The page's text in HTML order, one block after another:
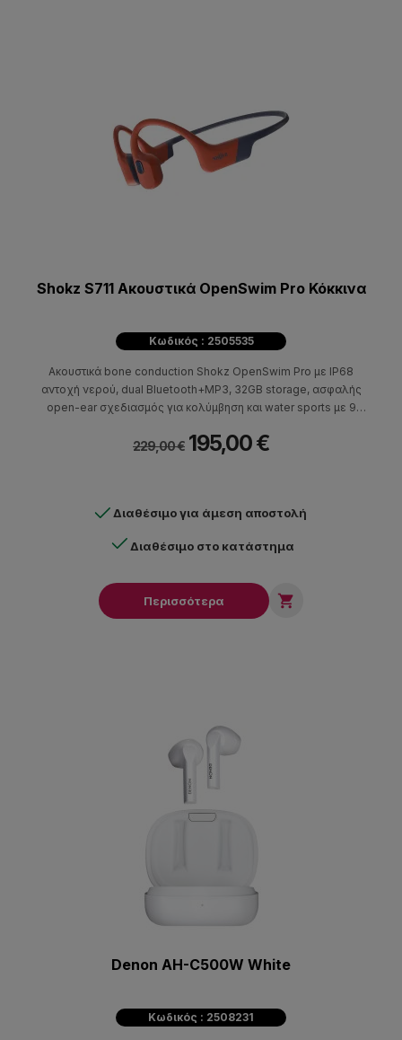
Shokz S711 Ακουστικά OpenSwim Pro Κόκκινα
Κωδικός : 2505535
Ακουστικά bone conduction Shokz OpenSwim Pro με IP68
αντοχή νερού, dual Bluetooth+MP3, 32GB storage, ασφαλής
open-ear σχεδιασμός για κολύμβηση και water sports με 9
229,00 € 195,00 €
Διαθέσιμο για άμεση αποστολή
Διαθέσιμο στο κατάστημα
Περισσότερα 
Denon AH-C500W White
Κωδικός : 2508231